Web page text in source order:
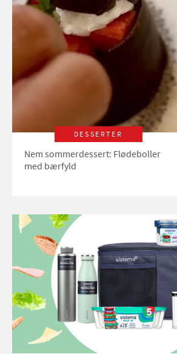
DESSERTER
Nem sommerdessert: Flødeboller
med bærfyld